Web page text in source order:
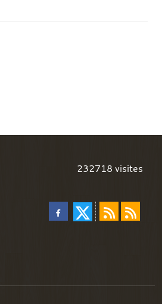
232718 visites